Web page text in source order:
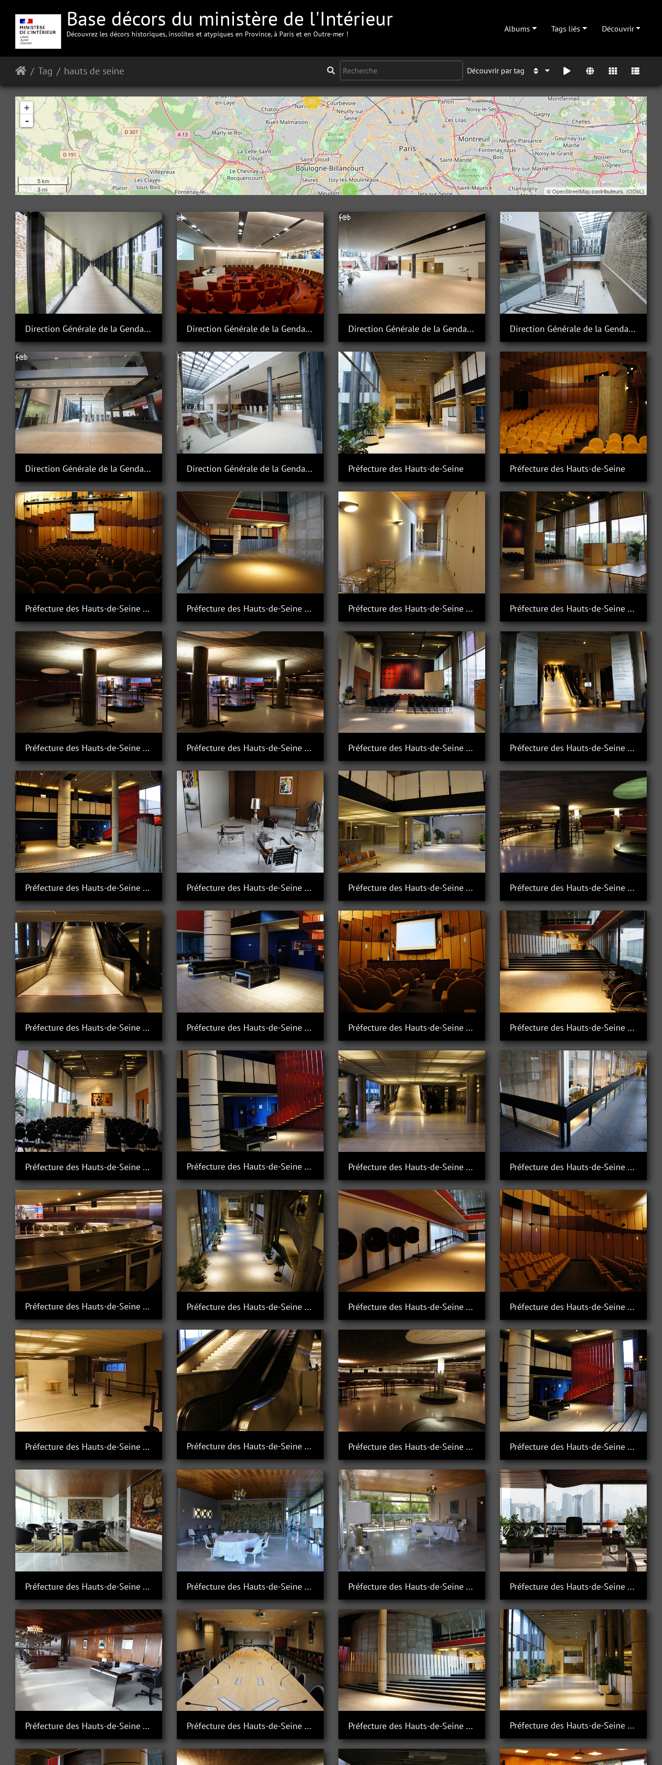
Base décors du ministère de l'Intérieur
Découvrez les décors historiques, insolites et atypiques en Province, à Paris et en Outre-mer !
Albums Tags liés Découvrir
Tag hauts de seine Découvrir par tag
6
53
+
-
5 km
3 mi
©OpenStreetMapcontributeurs, (ODbL)
Direction Générale de la Gendarmerie Nationale à Issy-les-Moulineaux Direction Générale de la Gendarmerie Nationale à Issy-les-Moulineaux Direction Générale de la Gendarmerie Nationale à Issy-les-Moulineaux Direction Générale de la Gendarmerie Nationale à Issy-les-Moulineaux
Direction Générale de la Gendarmerie Nationale à Issy-les-Moulineaux Direction Générale de la Gendarmerie Nationale à Issy-les-Moulineaux Préfecture des Hauts-de-Seine Préfecture des Hauts-de-Seine
Préfecture des Hauts-de-Seine à Nanterre Préfecture des Hauts-de-Seine à Nanterre Préfecture des Hauts-de-Seine à Nanterre Préfecture des Hauts-de-Seine à Nanterre
Préfecture des Hauts-de-Seine à Nanterre Préfecture des Hauts-de-Seine à Nanterre Préfecture des Hauts-de-Seine à Nanterre Préfecture des Hauts-de-Seine à Nanterre
Préfecture des Hauts-de-Seine à Nanterre Préfecture des Hauts-de-Seine à Nanterre Préfecture des Hauts-de-Seine à Nanterre Préfecture des Hauts-de-Seine à Nanterre
Préfecture des Hauts-de-Seine à Nanterre Préfecture des Hauts-de-Seine à Nanterre Préfecture des Hauts-de-Seine à Nanterre Préfecture des Hauts-de-Seine à Nanterre
Préfecture des Hauts-de-Seine à Nanterre Préfecture des Hauts-de-Seine à Nanterre Préfecture des Hauts-de-Seine à Nanterre Préfecture des Hauts-de-Seine à Nanterre
Préfecture des Hauts-de-Seine à Nanterre Préfecture des Hauts-de-Seine à Nanterre Préfecture des Hauts-de-Seine à Nanterre Préfecture des Hauts-de-Seine à Nanterre
Préfecture des Hauts-de-Seine à Nanterre Préfecture des Hauts-de-Seine à Nanterre Préfecture des Hauts-de-Seine à Nanterre Préfecture des Hauts-de-Seine à Nanterre
Préfecture des Hauts-de-Seine à Nanterre Préfecture des Hauts-de-Seine à Nanterre Préfecture des Hauts-de-Seine à Nanterre Préfecture des Hauts-de-Seine à Nanterre
Préfecture des Hauts-de-Seine à Nanterre Préfecture des Hauts-de-Seine à Nanterre Préfecture des Hauts-de-Seine à Nanterre Préfecture des Hauts-de-Seine à Nanterre